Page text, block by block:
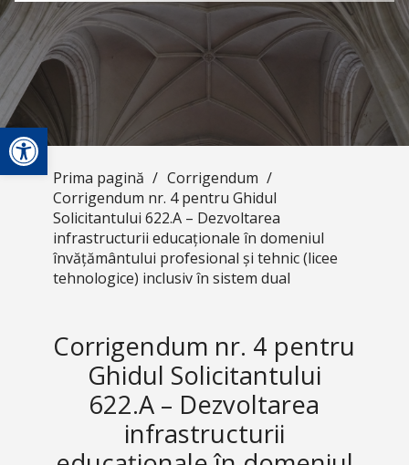
Deschide bara de unelte
Prima pagină / Corrigendum /
Corrigendum nr. 4 pentru Ghidul
Solicitantului 622.A – Dezvoltarea
infrastructurii educaționale în domeniul
învățământului profesional și tehnic (licee
tehnologice) inclusiv în sistem dual
Corrigendum nr. 4 pentru
Ghidul Solicitantului
622.A – Dezvoltarea
infrastructurii